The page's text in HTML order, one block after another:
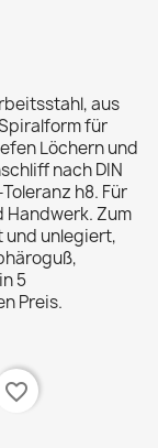
aus
für
Löchern und
nach DIN
h8. Für
Zum
und unlegiert,
5
Preis.
favorite_border